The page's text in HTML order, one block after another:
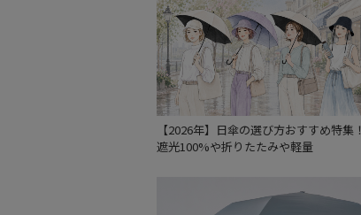
【2026年】日傘の選び方おすすめ特集！
遮光100%や折りたたみや軽量